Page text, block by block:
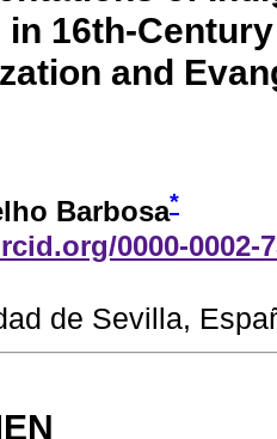
in 16th-
and
Barbosa*
0000-0002-
de Sevilla,